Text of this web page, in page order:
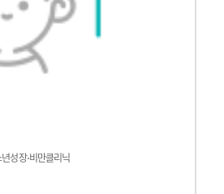
성장⋅비만클리닉